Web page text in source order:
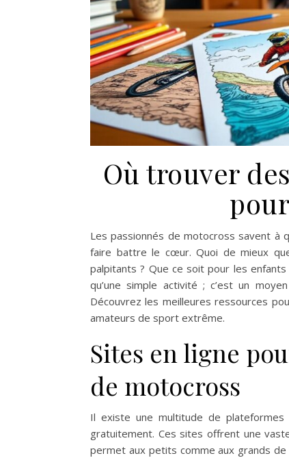
Où trouver
Les passionnés de motocross savent à
faire battre le cœur. Quoi de mieux
palpitants ? Que ce soit pour les
qu’une simple activité ; c’est un
Découvrez les meilleures ressources
amateurs de sport extrême.
Sites en ligne
de motocross
Il existe une multitude de
gratuitement. Ces sites offrent une
permet aux petits comme aux grands